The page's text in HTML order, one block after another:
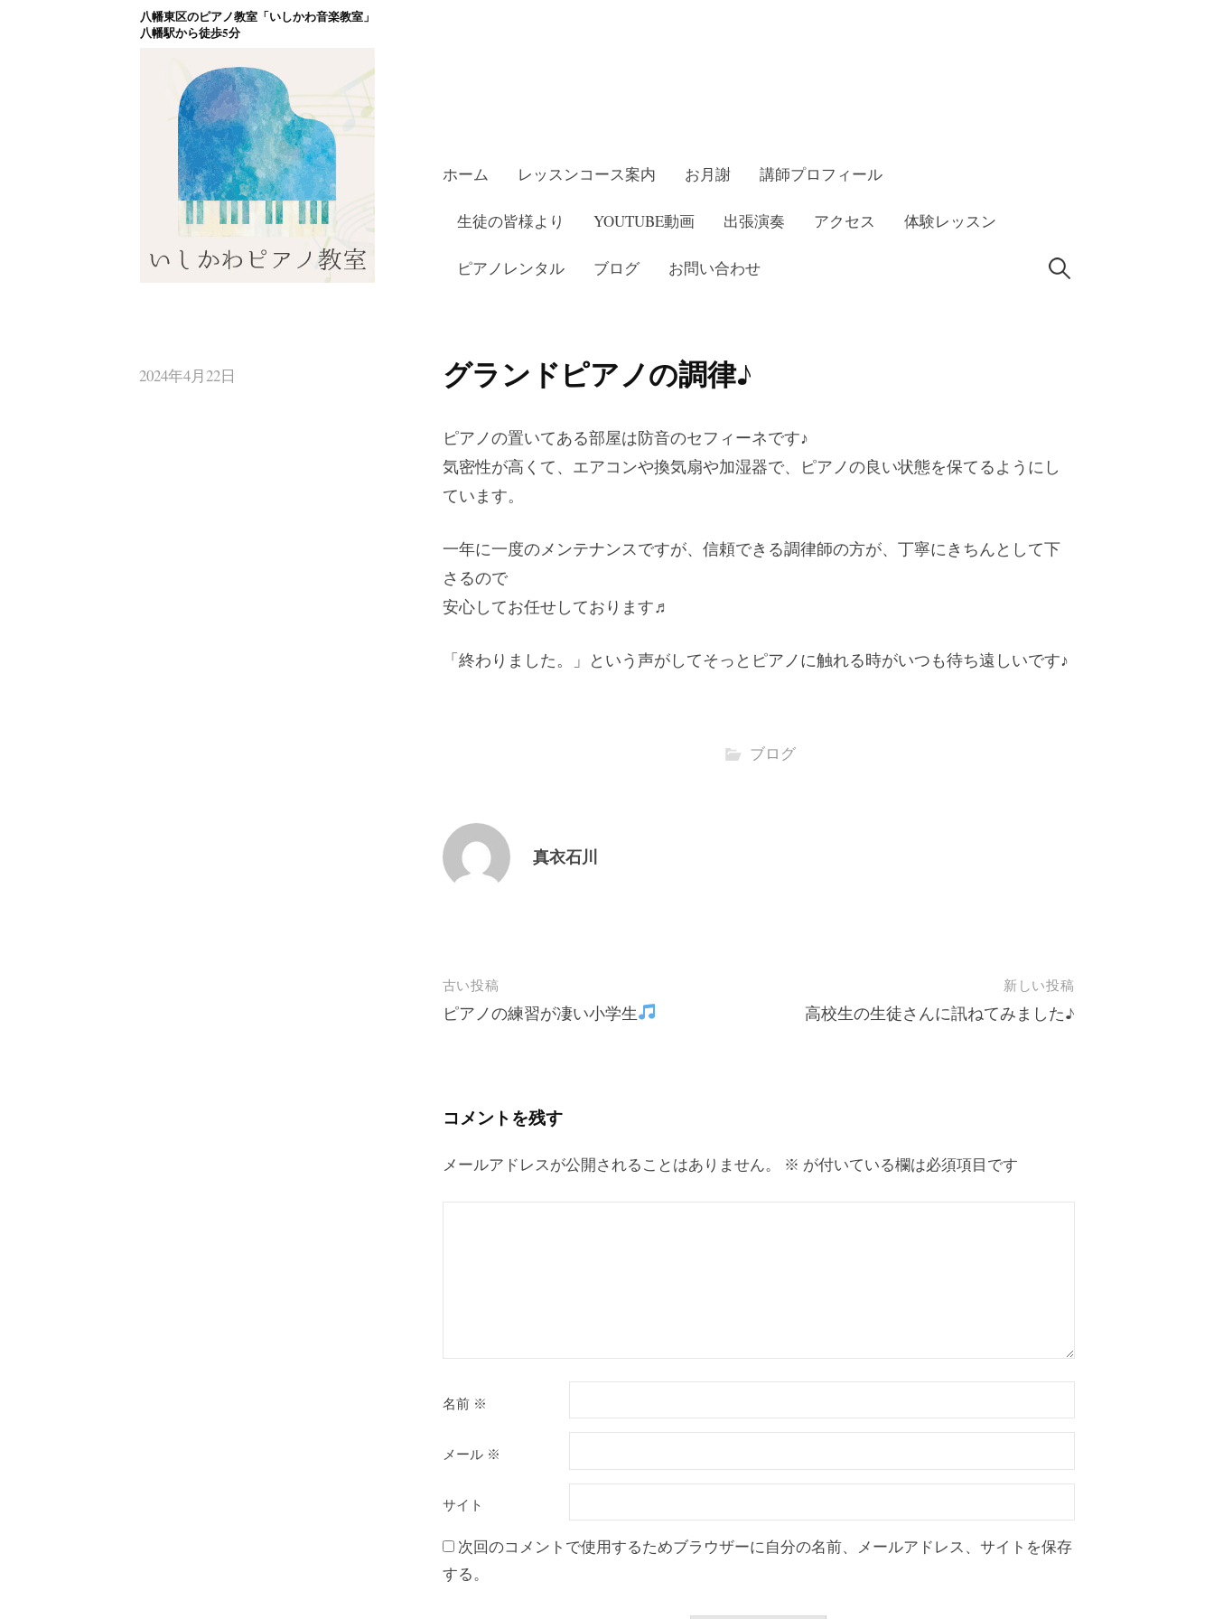
コ
ッ
八幡東区のピアノ教室「いしかわ音楽教室」
八幡駅から徒歩5分
ホーム レッスンコース案内 お月謝 講師プロフィール
生徒の皆様より YOUTUBE動画 出張演奏 アクセス 体験レッスン
ピアノレンタル ブログ お問い合わせ 検
2024年4月22日 グランドピアノの調律♪
ピアノの置いてある部屋は防音のセフィーネです♪
気密性が高くて、エアコンや換気扇や加湿器で、ピアノの良い状態を保てるようにし
ています。
一年に一度のメンテナンスですが、信頼できる調律師の方が、丁寧にきちんとして下
さるので
安心してお任せしております♬
「終わりました。」という声がしてそっとピアノに触れる時がいつも待ち遠しいです♪
ブログ
真衣石川
投
稿
ー
シ
古い投稿
ピアノの練習が凄い小学生
新しい投稿
高校生の生徒さんに訊ねてみました♪
コメントを残す
メールアドレスが公開されることはありません。 ※ が付いている欄は必須項目です
名前 ※
メール ※
サイト
次回のコメントで使用するためブラウザーに自分の名前、メールアドレス、サイトを保存
する。